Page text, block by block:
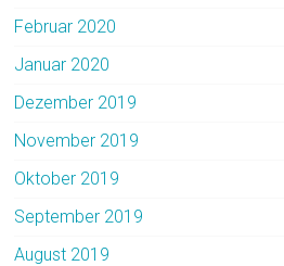
Februar 2020
Januar 2020
Dezember 2019
November 2019
Oktober 2019
September 2019
August 2019